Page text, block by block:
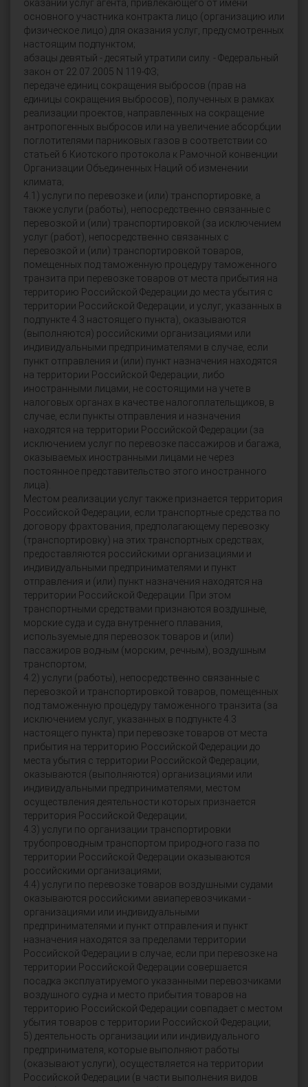
оказании услуг агента, привлекающего от имени
основного участника контракта лицо (организацию или
физическое лицо) для оказания услуг, предусмотренных
настоящим подпунктом;
абзацы девятый - десятый утратили силу. - Федеральный
закон от 22.07.2005 N 119-ФЗ;
передаче единиц сокращения выбросов (прав на
единицы сокращения выбросов), полученных в рамках
реализации проектов, направленных на сокращение
антропогенных выбросов или на увеличение абсорбции
поглотителями парниковых газов в соответствии со
статьей 6 Киотского протокола к Рамочной конвенции
Организации Объединенных Наций об изменении
климата;
4.1) услуги по перевозке и (или) транспортировке, а
также услуги (работы), непосредственно связанные с
перевозкой и (или) транспортировкой (за исключением
услуг (работ), непосредственно связанных с
перевозкой и (или) транспортировкой товаров,
помещенных под таможенную процедуру таможенного
транзита при перевозке товаров от места прибытия на
территорию Российской Федерации до места убытия с
территории Российской Федерации, и услуг, указанных в
подпункте 4.3 настоящего пункта), оказываются
(выполняются) российскими организациями или
индивидуальными предпринимателями в случае, если
пункт отправления и (или) пункт назначения находятся
на территории Российской Федерации, либо
иностранными лицами, не состоящими на учете в
налоговых органах в качестве налогоплательщиков, в
случае, если пункты отправления и назначения
находятся на территории Российской Федерации (за
исключением услуг по перевозке пассажиров и багажа,
оказываемых иностранными лицами не через
постоянное представительство этого иностранного
лица).
Местом реализации услуг также признается территория
Российской Федерации, если транспортные средства по
договору фрахтования, предполагающему перевозку
(транспортировку) на этих транспортных средствах,
предоставляются российскими организациями и
индивидуальными предпринимателями и пункт
отправления и (или) пункт назначения находятся на
территории Российской Федерации. При этом
транспортными средствами признаются воздушные,
морские суда и суда внутреннего плавания,
используемые для перевозок товаров и (или)
пассажиров водным (морским, речным), воздушным
транспортом;
4.2) услуги (работы), непосредственно связанные с
перевозкой и транспортировкой товаров, помещенных
под таможенную процедуру таможенного транзита (за
исключением услуг, указанных в подпункте 4.3
настоящего пункта) при перевозке товаров от места
прибытия на территорию Российской Федерации до
места убытия с территории Российской Федерации,
оказываются (выполняются) организациями или
индивидуальными предпринимателями, местом
осуществления деятельности которых признается
территория Российской Федерации;
4.3) услуги по организации транспортировки
трубопроводным транспортом природного газа по
территории Российской Федерации оказываются
российскими организациями;
4.4) услуги по перевозке товаров воздушными судами
оказываются российскими авиаперевозчиками -
организациями или индивидуальными
предпринимателями и пункт отправления и пункт
назначения находятся за пределами территории
Российской Федерации в случае, если при перевозке на
территории Российской Федерации совершается
посадка эксплуатируемого указанными перевозчиками
воздушного судна и место прибытия товаров на
территорию Российской Федерации совпадает с местом
убытия товаров с территории Российской Федерации;
5) деятельность организации или индивидуального
предпринимателя, которые выполняют работы
(оказывают услуги), осуществляется на территории
Российской Федерации (в части выполнения видов